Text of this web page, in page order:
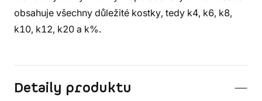
obsahuje všechny důležité kostky, tedy k4, k6, k8,
k10, k12, k20 a k%.
Detaily produktu